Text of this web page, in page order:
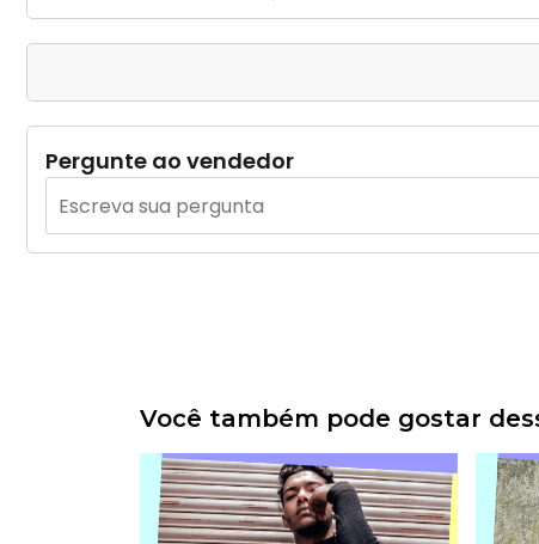
Pergunte ao vendedor
Você também pode gostar